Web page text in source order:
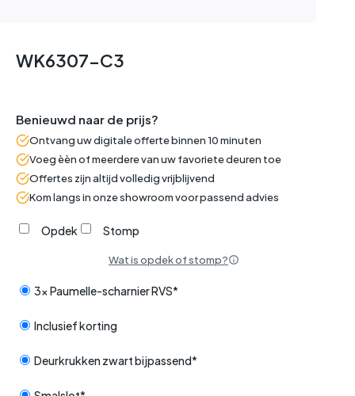
WK6307-C3
Benieuwd naar de prijs?
Ontvang uw digitale offerte binnen 10 minuten
Voeg èèn of meerdere van uw favoriete deuren toe
Offertes zijn altijd volledig vrijblijvend
Kom langs in onze showroom voor passend advies
Opdek Stomp
Wat is opdek of stomp?
3x Paumelle-scharnier RVS*
Inclusief korting
Deurkrukken zwart bijpassend*